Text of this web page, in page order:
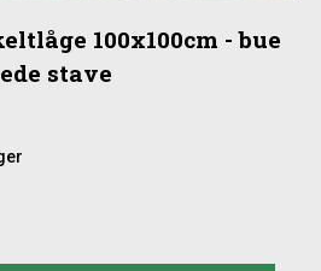
100x100cm - bue
stave